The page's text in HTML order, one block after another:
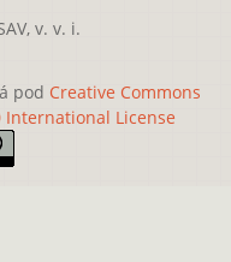
v. v. i.
pod Creative Commons
License